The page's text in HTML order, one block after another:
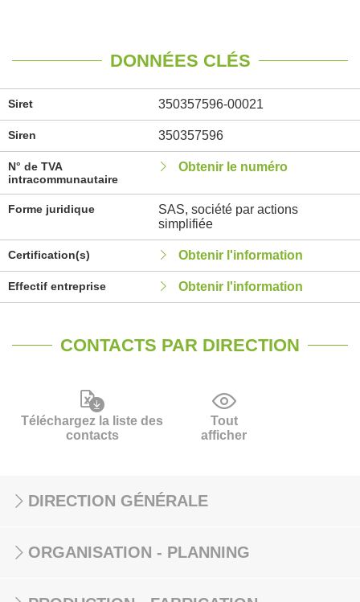
DONNÉES CLÉS
Siret 350357596-00021
Siren 350357596
N° de TVA
intracommunautaire
Obtenir le numéro
Forme juridique
SAS, société par actions
simplifiée
Certification(s) Obtenir l'information
Effectif entreprise Obtenir l'information
CONTACTS PAR DIRECTION
Téléchargez la liste des
contacts
Tout
afficher
DIRECTION GÉNÉRALE
ORGANISATION - PLANNING